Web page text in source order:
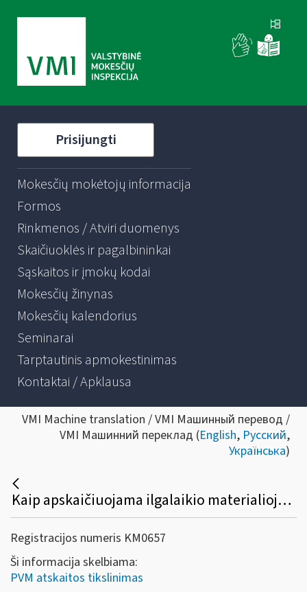
Prisijungti
Mokesčių mokėtojų informacija
Formos
Rinkmenos / Atviri duomenys
Skaičiuoklės ir pagalbininkai
Sąskaitos ir įmokų kodai
Mokesčių žinynas
Mokesčių kalendorius
Seminarai
Tarptautinis apmokestinimas
Kontaktai / Apklausa
VMI Machine translation / VMI Машинный перевод /
VMI Машинний переклад (English, Русский,
Українська)
Kaip apskaičiuojama ilgalaikio materialiojo turto patikslinta metinė PVM atskaitos suma, taikant pajamų kriterijų?
Registracijos numeris KM0657
Ši informacija skelbiama:
PVM atskaitos tikslinimas